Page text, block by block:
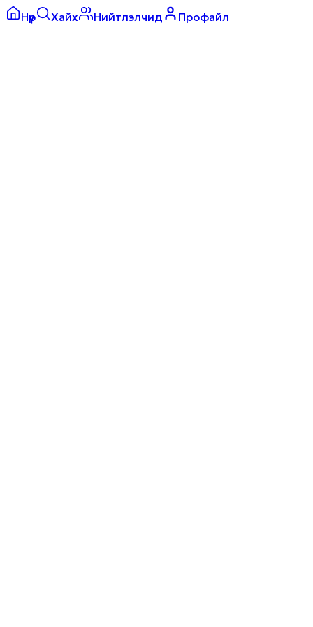
Нүүр Хайх Нийтлэлчид Профайл